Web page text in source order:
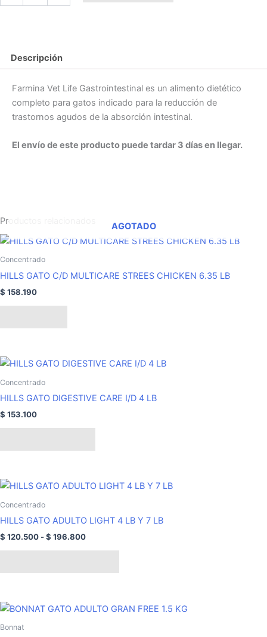
Descripción
Farmina Vet Life Gastrointestinal es un alimento dietético
completo para gatos indicado para la reducción de
trastornos agudos de la absorción intestinal.
El envío de este producto puede tardar 3 días en llegar.
Productos relacionados
AGOTADO
Concentrado
HILLS GATO C/D MULTICARE STREES CHICKEN 6.35 LB
$ 158.190
Concentrado
HILLS GATO DIGESTIVE CARE I/D 4 LB
$ 153.100
Concentrado
HILLS GATO ADULTO LIGHT 4 LB Y 7 LB
$ 120.500 -$ 196.800
Rango
$ 120.500
hasta
Este
producto
variantes.
opciones
pueden
elegir
en
Bonnat